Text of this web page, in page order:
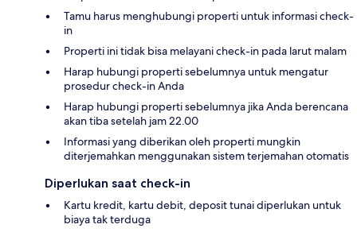
Tamu harus menghubungi properti untuk informasi check-
in
Properti ini tidak bisa melayani check-in pada larut malam
Harap hubungi properti sebelumnya untuk mengatur
prosedur check-in Anda
Harap hubungi properti sebelumnya jika Anda berencana
akan tiba setelah jam 22.00
Informasi yang diberikan oleh properti mungkin
diterjemahkan menggunakan sistem terjemahan otomatis
Diperlukan saat check-in
Kartu kredit, kartu debit, deposit tunai diperlukan untuk
biaya tak terduga